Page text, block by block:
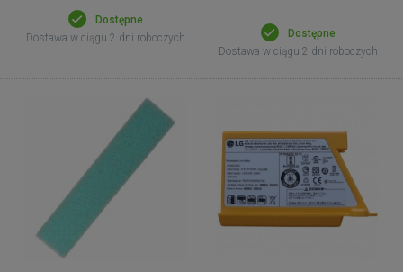
Dostępne
Dostawa w ciągu 2 dni roboczych
Dostępne
Dostawa w ciągu 2 dni roboczych